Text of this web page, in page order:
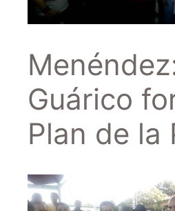
Guárico
Plan de la